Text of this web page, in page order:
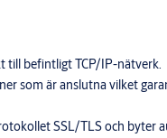
till befintligt TCP/IP-nätverk.
som är anslutna vilket
SSL/TLS och